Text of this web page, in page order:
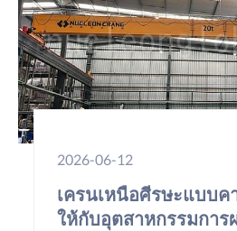
2026-06-12
เครนเหนือศีรษะแบบค
ให้กับอุตสาหกรรมการ